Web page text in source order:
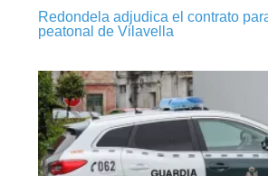
Redondela adjudica el contrato
peatonal de Vilavella